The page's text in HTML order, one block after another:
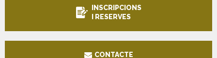
INSCRIPCIONS
I RESERVES
CONTACTE